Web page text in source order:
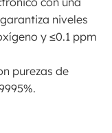
niveles
y ≤0.1 ppm
purezas de